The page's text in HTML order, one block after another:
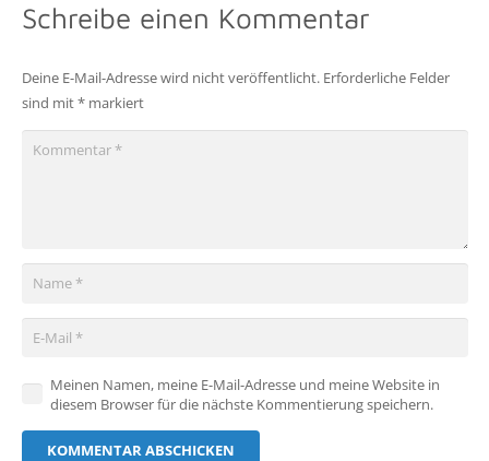
Schreibe einen Kommentar
Deine E-Mail-Adresse wird nicht veröffentlicht. Erforderliche Felder
sind mit*markiert
Meinen Namen, meine E-Mail-Adresse und meine Website in
diesem Browser für die nächste Kommentierung speichern.
KOMMENTAR ABSCHICKEN